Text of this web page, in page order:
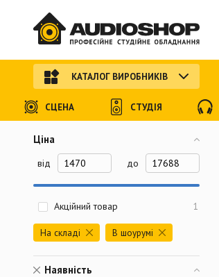
Ціна
від до
Акційний товар 1
На складі В шоурумі
Наявність
КАТАЛОГ ВИРОБНИКІВ
СЦЕНА СТУДІЯ